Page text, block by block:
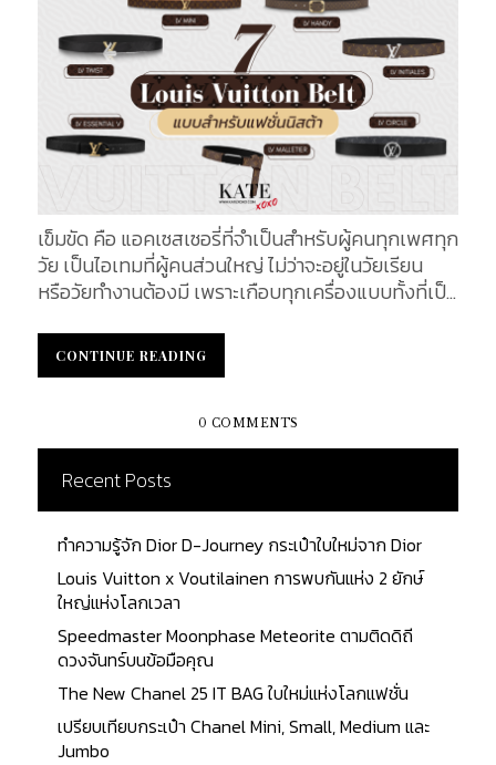
ของแท้ใช้งานได้นาน) : ผู้บริโภคให้ความสำคัญกับการ
รับรองคุณภาพ และความถูกต้องของสินค้าแบรนด์เน
มมากขึ้น เนื่องจากการพบเจอกับสินค้าปลอมแปลง
มากขึ้น การเจริญเติบโตของตลาดมือสอง : ตลาดสินค้า
แบรนด์เนมมือสองได้รับความนิยมมากขึ้น เนื่องจากผู้
บริโภคสามารถซื้อสินค้าคุณภาพดีในราคาที่ถูกกว่า อันนี้
ให้ความสำคัญกับแบรนด์ที่มีนโยบายด้านความยั่งยืน
และการอนุรักษ์สิ่งแวดล้อมมากขึ้น ส่งผลให้แบรนด์เนม
ต้องปรับตัวและนำเสนอนโยบายที่เป็นมิตรกับสิ่ง
แวดล้อม ข้อมูลนี้ สะท้อนให้เห็นถึงการเปลี่ยนแปลงของ
ต่อการบริโภคสินค้าแบรนด์เนมในช่วงปี 2020-2024
และในวันนี้ KATE XOXO จะมาคัดสุดยอดเข็มขัดแบ
ส่วนใหญ่นิยมซื้อ โดยเราจะลิสต์ 5 แบรนด์ที่เป็นที่นิยม
มากที่สุด ได้แก่ Gucci - เป็นแบรนด์ที่ได้รับความนิยม
อย่างสูงในเรื่องของเข็มขัดแฟชั่น ด้วยการออกแบบที่มี
ความหรูหราและสัญลักษณ์ GG ที่เป็นที่รู้จักกันทั่วโลก
เข็มขัด Gucci รุ่นที่ได้รับความนิยมสูงที่สุดใน
ประเทศไทยมีดังนี้ : Gucci Leather Belt With Double
G Buckle - ราคา: ประมาณ $520 (ประมาณ 17,000
บาท - เป็นรุ่นที่ได้รับความนิยมอย่างมากเนื่องจากดีไซน์
เรียบง่ายแต่หรูหราพร้อมหัวเข็มขัด Double G ที่เป็น
สัญลักษณ์ของ Gucci Chain Belt With Interlocking
G...
เข็มขัด คือ แอคเซสเซอรี่ที่จำเป็นสำหรับผู้คนทุกเพศทุก
วัย เป็นไอเทมที่ผู้คนส่วนใหญ่ ไม่ว่าจะอยู่ในวัยเรียน
หรือวัยทำงานต้องมี เพราะเกือบทุกเครื่องแบบทั้งที่เป็น
ประกอบ ในวันนี้เราจะมาแนะนำ Louis Vuitton Belt ซึ่ง
ไม่เพียงแต่จะช่วยเสริมลุคให้คุณดูดีเท่านั้น แต่เป็น
บอกความเป็นตัวตนให้กับคุณ นอกจากนี้ยังสามารถ
เลือกสวมใส่ให้แมทช์กับเสื้อผ้าและโอกาสที่เหมาะสมได้
อีกด้วย...
CONTINUE READING
CONTINUE READING
0 COMMENTS
Recent Posts
ทำความรู้จัก Dior D-Journey กระเป๋าใบใหม่จาก Dior
Louis Vuitton x Voutilainen การพบกันแห่ง 2 ยักษ์
ใหญ่แห่งโลกเวลา
Speedmaster Moonphase Meteorite ตามติดดิถี
ดวงจันทร์บนข้อมือคุณ
The New Chanel 25 IT BAG ใบใหม่แห่งโลกแฟชั่น
เปรียบเทียบกระเป๋า Chanel Mini, Small, Medium และ
Jumbo